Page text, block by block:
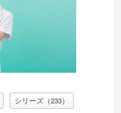
シリーズ（233）